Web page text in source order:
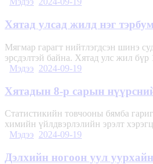
Хятад улсад жилд нэг
Мягмар гарагт нийтлэгдсэн шинэ
эрсдэлтэй байна. Хятад улс жил
Мэдээ 2024-09-19
Хятадын 8-р сарын
Статистикийн товчооны бямба
химийн үйлдвэрлэлийн эрэлт
Мэдээ 2024-09-19
Дэлхийн ногоон уул